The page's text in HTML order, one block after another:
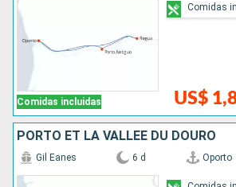
Comidas incluidas US$
Comidas
PORTO ET LA VALLÉE DU DOURO
Gil Eanes 6 d Oporto